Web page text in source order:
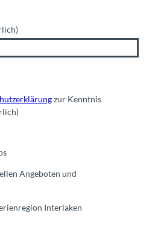
zur Kenntnis
Angeboten und
Interlaken